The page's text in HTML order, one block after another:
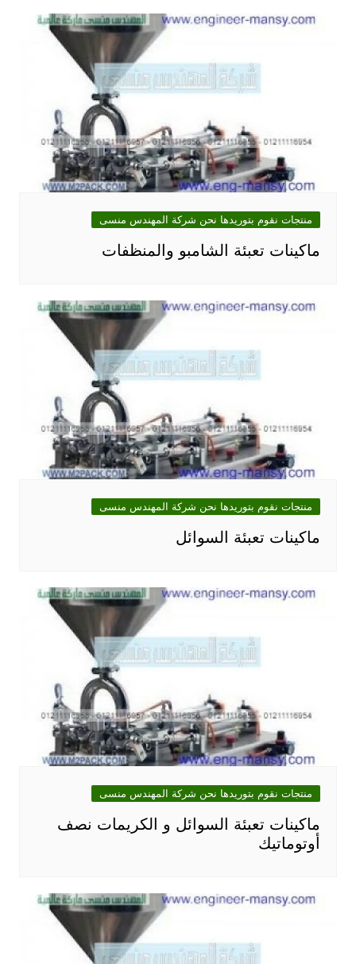
منتجات نقوم بتوريدها نحن شركة المهندس منسى
ماكينات تعبئة الشامبو والمنظفات
منتجات نقوم بتوريدها نحن شركة المهندس منسى
ماكينات تعبئة السوائل
منتجات نقوم بتوريدها نحن شركة المهندس منسى
ماكينات تعبئة السوائل و الكريمات نصف
أوتوماتيك